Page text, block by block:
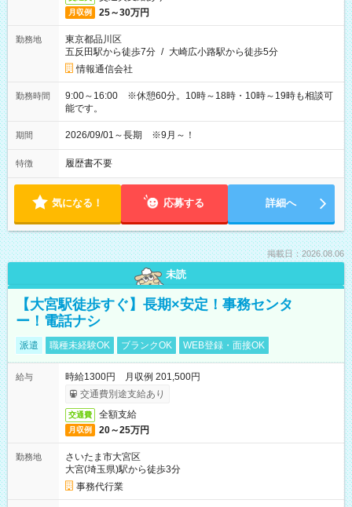
月収例 25～30万円
勤務地
東京都品川区
五反田駅から徒歩7分 / 大崎広小路駅から徒歩5分
情報通信会社
勤務時間
9:00～16:00 ※休憩60分。10時～18時・10時～19時も相談可
能です。
期間 2026/09/01～長期 ※9月～！
特徴 履歴書不要
気になる！ 応募する 詳細へ
掲載日：2026.08.06
未読
【大宮駅徒歩すぐ】長期×安定！事務センタ
ー！電話ナシ
派遣 職種未経験OK ブランクOK WEB登録・面接OK
給与
時給1300円 月収例 201,500円
交通費別途支給あり
交通費 全額支給
月収例 20～25万円
勤務地
さいたま市大宮区
大宮(埼玉県)駅から徒歩3分
事務代行業